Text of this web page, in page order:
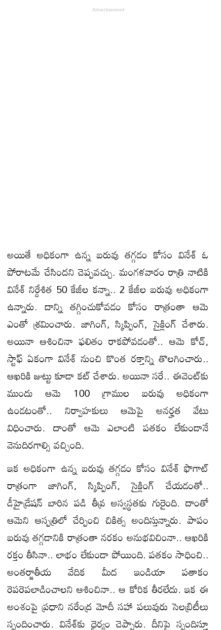
అయితే అధికంగా ఉన్న బరువు తగ్గడం కోసం వినేశ్‌ ఓ
పోరాటమే చేసిందని చెప్పవచ్చు. మంగళవారం రాత్రి నాటికి
వినేశ్‌ నిర్దేశిత 50 కేజీల కన్నా.. 2 కేజీల బరువు అధికంగా
ఉన్నారు. దాన్ని తగ్గించుకోవడం కోసం రాత్రంతా ఆమె
ఎంతో శ్రమించారు. జాగింగ్‌, స్కిప్పింగ్‌, సైక్లింగ్‌ చేశారు.
అయినా ఆశించినా ఫలితం రాకపోవడంతో.. ఆమె కోచ్‌,
స్టాఫ్‌ ఏకంగా వినేశ్‌ నుంచి కొంత రక్తాన్ని తొలగించారు..
ఆఖరికి జుట్టు కూడా కట్‌ చేశారు. అయినా సరే.. ఈవెంట్‌కు
ముందు ఆమె 100 గ్రాముల బరువు అధికంగా
ఉండటంతో.. నిర్వాహకులు ఆమెపై అనర్హత వేటు
విధించారు. దాంతో ఆమె ఎలాంటి పతకం లేకుండానే
వెనుదిరగాల్సి వచ్చింది.
ఇక అధికంగా ఉన్న బరువు తగ్గడం కోసం వినేశ్‌ ఫొగాట్‌
రాత్రంగా జాగింగ్‌, స్కిప్పింగ్‌, సైక్లింగ్‌ చేయడంతో..
డీహైడ్రేషన్‌ బారిన పడి తీవ్ర అస్వస్థతకు గురైంది. దాంతో
ఆమెని ఆస్పత్రిలో చేర్పించి చికిత్స అందిస్తున్నారు. పాపం
బరువు తగ్గడానికి రాత్రంతా నరకం అనుభవిచింనా.. ఆఖరికి
రక్తం తీసినా.. లాభం లేకుండా పోయింది. పతకం సాధించి..
అంతర్జాతీయ వేదిక మీద ఇండియా పతాకం
రెపరెపలాడించాలని ఆశించినా.. ఆ కోరిక తీరలేదు. ఇక ఈ
అంశంపై ప్రధాని నరేంద్ర మోదీ సహా పలువురు సెలబ్రిటీలు
స్పందించారు. వినేశ్‌కు ధైర్యం చెప్పారు. దీనిపై స్పందిస్తూ